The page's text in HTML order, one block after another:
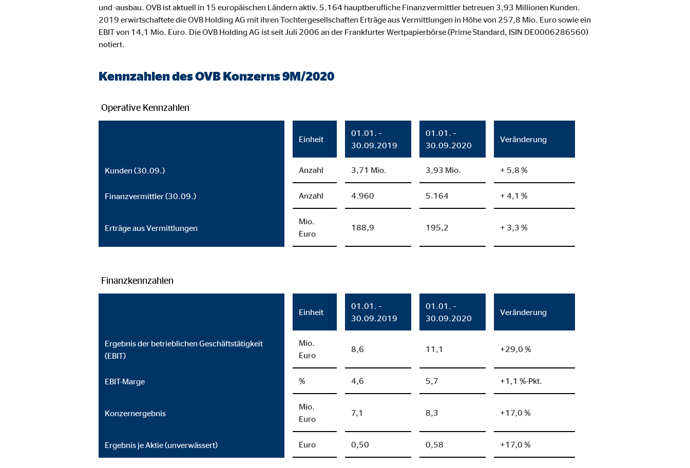
und -ausbau. OVB ist aktuell in 15 europäischen Ländern aktiv. 5.164 hauptberufliche Finanzvermittler betreuen 3,93 Millionen Kunden.
2019 erwirtschaftete die OVB Holding AG mit ihren Tochtergesellschaften Erträge aus Vermittlungen in Höhe von 257,8 Mio. Euro sowie ein
EBIT von 14,1 Mio. Euro. Die OVB Holding AG ist seit Juli 2006 an der Frankfurter Wertpapierbörse (Prime Standard, ISIN DE0006286560)
notiert.
Kennzahlen des OVB Konzerns 9M/2020
Operative Kennzahlen
Einheit
01.01. –
30.09.2019
01.01. –
30.09.2020
Veränderung
Kunden (30.09.) Anzahl 3,71 Mio. 3,93 Mio. + 5,8 %
Finanzvermittler (30.09.) Anzahl 4.960 5.164 + 4,1 %
Erträge aus Vermittlungen
Mio.
Euro
188,9 195,2 + 3,3 %
Finanzkennzahlen
Einheit
01.01. –
30.09.2019
01.01. –
30.09.2020
Veränderung
Ergebnis der betrieblichen Geschäftstätigkeit
(EBIT)
Mio.
Euro
8,6 11,1 +29,0 %
EBIT-Marge % 4,6 5,7 +1,1 %-Pkt.
Konzernergebnis
Mio.
Euro
7,1 8,3 +17,0 %
Ergebnis je Aktie (unverwässert) Euro 0,50 0,58 +17,0 %
Zweck: Erhebung von Statistiken zur Website-Nutzung
bis zu 26 Monate
Marketing Cookies werden eingesetzt, um personalisierte Werbung anzuzeigen. Zu diesem Zweck werden die Daten an Drittanbieter übermittelt, die die
Anbieter:
Externe Medien
Anbieter: Google Ireland Ltd.
Einbinden von interaktiven Google Karten
Cookie Laufzeit:
YouTube | Empfänger: OVB, Google Ireland Ltd.
Anbieter: Google Ireland Ltd.